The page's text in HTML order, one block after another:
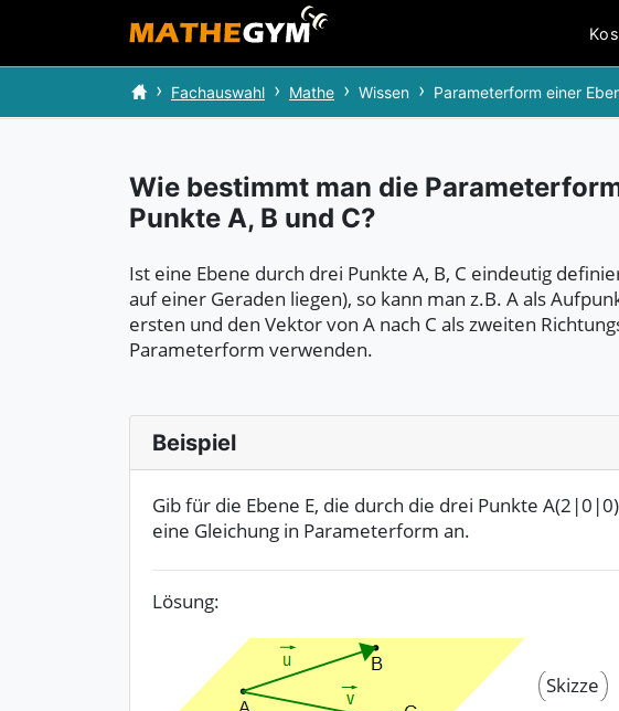
Fachauswahl Mathe Wissen Parameterform einer
Wie bestimmt man die
Punkte A, B und C?
Ist eine Ebene durch drei Punkte A, B, C eindeutig
auf einer Geraden liegen), so kann man z.B. A als
ersten und den Vektor von A nach C als zweiten
Parameterform verwenden.
Beispiel
Gib für die Ebene E, die durch die drei Punkte
eine Gleichung in Parameterform an.
Lösung:
Skizze